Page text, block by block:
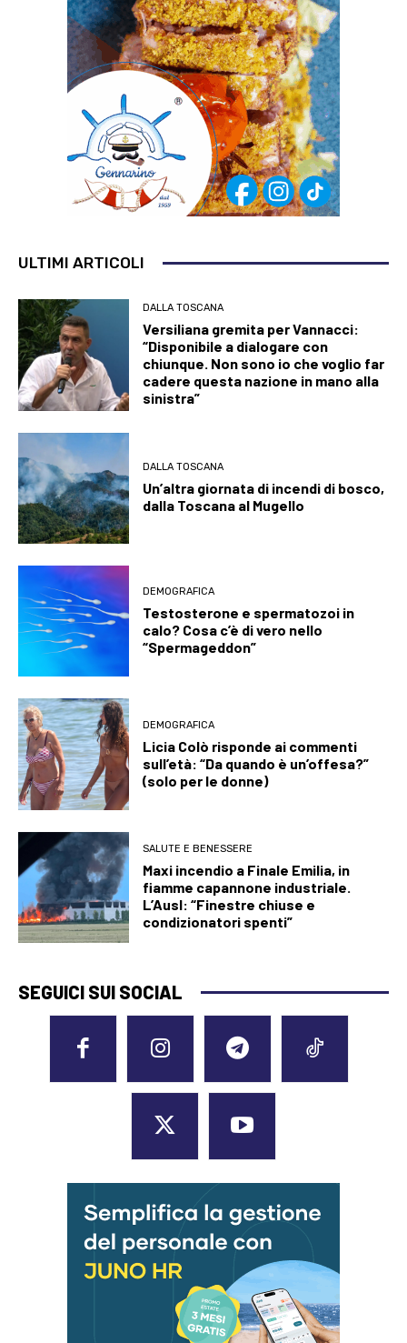
ULTIMI ARTICOLI
DALLA TOSCANA
Versiliana gremita per Vannacci:
“Disponibile a dialogare con
chiunque. Non sono io che voglio far
cadere questa nazione in mano alla
sinistra”
DALLA TOSCANA
Un’altra giornata di incendi di bosco,
dalla Toscana al Mugello
DEMOGRAFICA
Testosterone e spermatozoi in
calo? Cosa c’è di vero nello
“Spermageddon”
DEMOGRAFICA
Licia Colò risponde ai commenti
sull’età: “Da quando è un’offesa?”
(solo per le donne)
SALUTE E BENESSERE
Maxi incendio a Finale Emilia, in
fiamme capannone industriale.
L’Ausl: “Finestre chiuse e
condizionatori spenti”
SEGUICI SUI SOCIAL